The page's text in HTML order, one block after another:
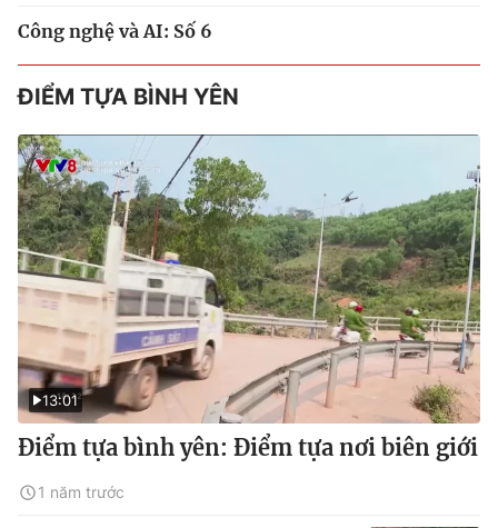
Công nghệ và AI: Số 6
ĐIỂM TỰA BÌNH YÊN
13:01
Điểm tựa bình yên: Điểm tựa nơi biên giới
1 năm trước